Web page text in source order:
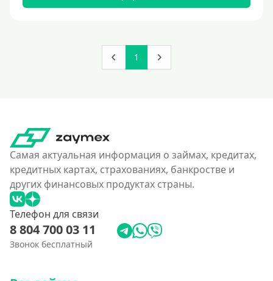
180000 руб
4500000 руб
500000 руб
550000 руб
600 тысяч
650000 руб
700000 руб
750000 руб
1
Самая актуальная информация о займах, кредитах,
кредитных картах, страхованиях, банкростве и
других финансовых продуктах страны.
Телефон для связи
8 804 700 03 11
Звонок бесплатный